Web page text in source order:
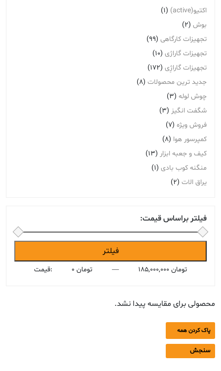
اکتیو(active)
(1)
بوش (2)
تجهیزات کارگاهی (99)
تجهیزات گاراژی (10)
تجهیزات گاراژِی (172)
جدید ترین محصولات (8)
چوش لوله (3)
شگفت انگیز (3)
فروش ویژه (7)
کمپرسور هوا (8)
کیف و جعبه ابزار (13)
منگنه کوب بادی (1)
یراق الات (2)
فیلتر براساس قیمت:
فیلتر
قیمت: 0 تومان — 185,000,000 تومان
محصولی برای مقایسه پیدا نشد.
پاک کردن همه
سنجش